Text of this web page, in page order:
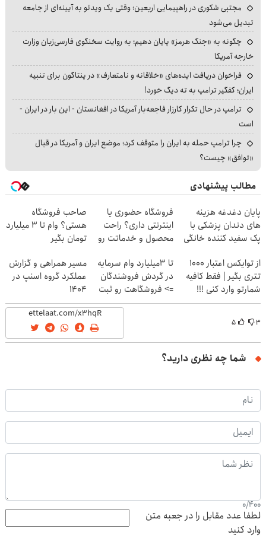
مجتبی شکوری در راهپیمایی اربعین؛ وقتی یک ویدئو به آیینه‌ای از جامعه
تبدیل می‌شود
چگونه به «جنگ هرمز» پایان دهیم؛ به روایت سخنگوی فارسی‌زبان وزارت
خارجه آمریکا
فراخوان دریافت ایده‌های «خلاقانه و نامتعارف» در پنتاگون برای تنبیه
ایران؛ کفگیر ترامپ به ته دیگ خورد!
ترامپ در حال تکرار کارزار فاجعه‌بار آمریکا در افغانستان - این بار در ایران -
است
چرا ترامپ حمله به ایران را متوقف کرد؛ موضع ایران و آمریکا در قبال
«توافق» چیست؟
مطالب پیشنهادی
پایان دغدغه هزینه
های دندان پزشکی با
پک سفید کننده خانگی
فروشگاه حضوری یا
اینترنتی داری؟ راحت
محصول و خدماتت رو
صاحب فروشگاه
هستی؟ وام تا ۳ میلیارد
تومان بگیر
از توایکس اعتبار ۱۰۰۰
تتری بگیر | فقط کافیه
شمارتو وارد کنی !!!
تا 3میلیارد وام سرمایه
در گردش فروشندگان
=> فروشگاهت رو ثبت
کن
مسیر همراهی و گزارش
عملکرد گروه اسنپ در
۱۴۰۴
۳ ۵
شما چه نظری دارید؟
0/400
لطفا عدد مقابل را در جعبه متن
وارد کنید